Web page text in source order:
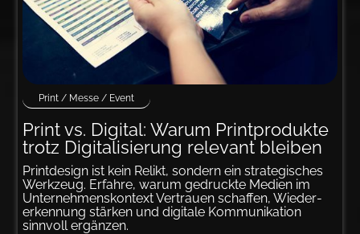
Print / Messe / Event
Print vs. Digital: Warum Print­produkte
trotz Digita­lisierung relevant bleiben
Printdesign ist kein Relikt, sondern ein strategisches
Werkzeug. Erfahre, warum gedruckte Medien im
Unternehmens­kontext Vertrauen schaffen, Wieder­
erkennung stärken und digitale Kommunikation
sinnvoll ergänzen.